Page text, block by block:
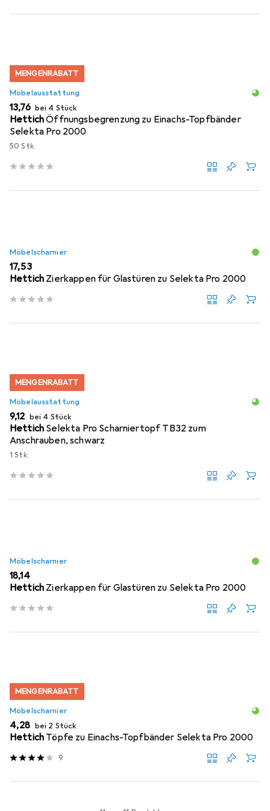
MENGENRABATT
Möbelausstattung
EUR
13,76 bei 4 Stück
HettichÖffnungsbegrenzung zu Einachs-Topfbänder
Selekta Pro 2000
50 Stk.
Möbelscharnier
EUR
17,53
Hettich Zierkappen für Glastüren zu Selekta Pro 2000
MENGENRABATT
Möbelausstattung
EUR
9,12 bei 4 Stück
Hettich Selekta Pro Scharniertopf TB32 zum
Anschrauben, schwarz
1 Stk.
Möbelscharnier
EUR
18,14
Hettich Zierkappen für Glastüren zu Selekta Pro 2000
MENGENRABATT
Möbelscharnier
EUR
4,28 bei 2 Stück
Hettich Töpfe zu Einachs-Topfbänder Selekta Pro 2000
9